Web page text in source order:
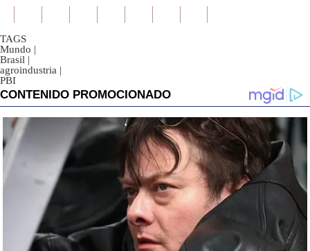
TAGS
Mundo |
Brasil |
agroindustria |
PBI